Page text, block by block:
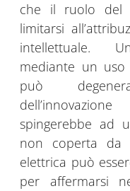
che il ruolo del
limitarsi
intellettuale.
mediante un
può
spingerebbe ad
non coperta da
elettrica può
per affermarsi